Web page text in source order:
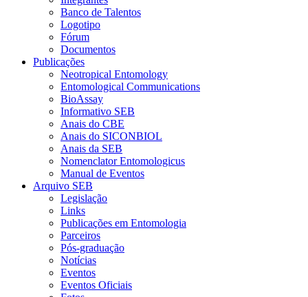
Banco de Talentos
Logotipo
Fórum
Documentos
Publicações
Neotropical Entomology
Entomological Communications
BioAssay
Informativo SEB
Anais do CBE
Anais do SICONBIOL
Anais da SEB
Nomenclator Entomologicus
Manual de Eventos
Arquivo SEB
Legislação
Links
Publicações em Entomologia
Parceiros
Pós-graduação
Notícias
Eventos
Eventos Oficiais